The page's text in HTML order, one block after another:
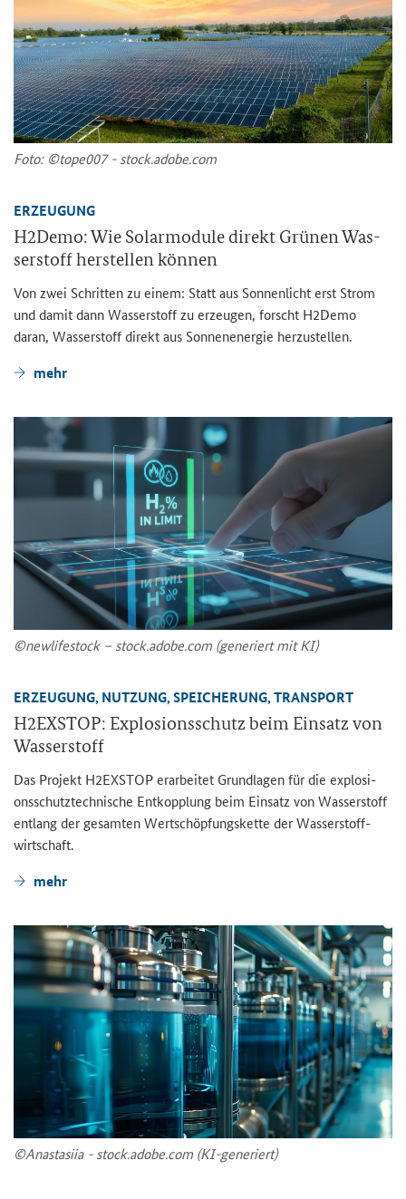
Foto: ©tope007 - stock.adobe.com
ER­ZEU­GUNG
H2Demo: Wie So­lar­mo­du­le di­rekt Grü­nen Was­
ser­stoff her­stel­len kön­nen
Von zwei Schrit­ten zu einem: Statt aus Son­nen­licht erst Strom
und damit dann Was­ser­stoff zu er­zeu­gen, forscht H2Demo
daran, Was­ser­stoff di­rekt aus Son­nen­en­er­gie her­zu­stel­len.
mehr
©new­li­festock – stock.adobe.com (ge­ne­riert mit KI)
ER­ZEU­GUNG, NUT­ZUNG, SPEI­CHE­RUNG, TRANS­PORT
H2EXSTOP: Ex­plo­si­ons­schutz beim Ein­satz von
Was­ser­stoff
Das Pro­jekt H2EXSTOP er­ar­bei­tet Grund­la­gen für die ex­plo­si­
ons­schutz­tech­ni­sche Ent­kopp­lung beim Ein­satz von Was­ser­stoff
ent­lang der ge­sam­ten Wert­schöp­fungs­ket­te der Was­ser­stoff­
wirt­schaft.
mehr
©Ana­sta­si­ia - stock.adobe.com (KI-​generiert)